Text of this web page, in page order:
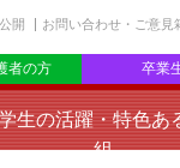
開 お問い合わせ・ご意見
者の方 卒業
生の活躍・特色あ
組